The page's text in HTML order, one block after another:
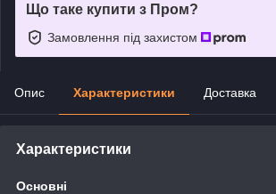
Що таке купити з Пром?
Замовлення під захистом
Опис Характеристики Доставка
Характеристики
Основні